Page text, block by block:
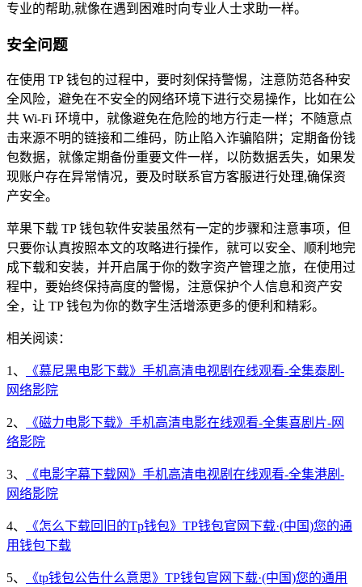
专业的帮助,就像在遇到困难时向专业人士求助一样。
安全问题
在使用 TP 钱包的过程中，要时刻保持警惕，注意防范各种安
全风险，避免在不安全的网络环境下进行交易操作，比如在公
共 Wi-Fi 环境中，就像避免在危险的地方行走一样；不随意点
击来源不明的链接和二维码，防止陷入诈骗陷阱；定期备份钱
包数据，就像定期备份重要文件一样，以防数据丢失，如果发
现账户存在异常情况，要及时联系官方客服进行处理,确保资
产安全。
苹果下载 TP 钱包软件安装虽然有一定的步骤和注意事项，但
只要你认真按照本文的攻略进行操作，就可以安全、顺利地完
成下载和安装，并开启属于你的数字资产管理之旅，在使用过
程中，要始终保持高度的警惕，注意保护个人信息和资产安
全，让 TP 钱包为你的数字生活增添更多的便利和精彩。
相关阅读：
1、
《慕尼黑电影下载》手机高清电视剧在线观看-全集泰剧-
网络影院
2、
《磁力电影下载》手机高清电影在线观看-全集喜剧片-网
络影院
3、
《电影字幕下载网》手机高清电视剧在线观看-全集港剧-
网络影院
4、
《怎么下载回旧的Tp钱包》TP钱包官网下载·(中国)您的通
用钱包下载
5、
《tp钱包公告什么意思》TP钱包官网下载·(中国)您的通用